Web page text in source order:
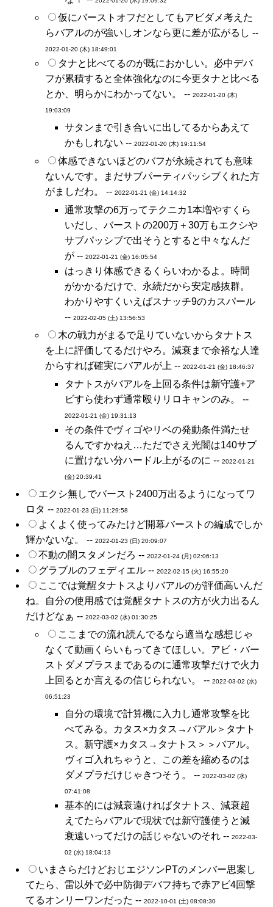
仮にバーストオフだとしてもアビダメ考えた
らバアルのが強いしオンなら更に差が広がるし --
2022-01-20 (木) 18:49:01
タナと比べてるのが既におかしい。必中デバ
フが累積すると全体強化なのに今更タナと比べる
とか、明らかにわかってない。 -- 2022-01-20 (木)
19:03:09
サタンまで引き合いに出してるからあえて
かもしれない -- 2022-01-20 (木) 19:11:54
体感できないほどのバフが永続されても意味
ないんです。まだサブパーティパッシブくれた方
がましだわ。 -- 2022-01-21 (金) 14:14:32
通常攻撃の6万ってテクニカ1本増やすくら
いだし、バーストの200万＋30万もエクシや
サブパッシブで出そうとすると中々なんだ
が -- 2022-01-21 (金) 16:05:54
はっきり体感できるくらいわかるよ。時間
がかかるだけで、永続だから安定感抜群。
わかりやすくいえばスナッチ9のカスパール
-- 2022-02-05 (土) 13:56:53
木の戦力がまるで足りていないからタナトス
を上に評価してるだけやろ。減衰まで余裕な人達
からすれば確実にバアルが上 -- 2022-01-21 (金) 18:46:37
タナトスがバアルを上回る条件は新守護+ア
ビすら使わず通常殴りリロキャンのみ。 --
2022-01-21 (金) 19:31:13
その条件でヴィゴやリベの発動条件満たせ
るんですかねえ…ただでさえ光闇は140サブ
に置けない分ハードル上がるのに -- 2022-01-21
(金) 20:39:41
エクシ無しでバースト2400万出るようになってワ
ロタ -- 2022-01-23 (日) 11:29:58
よくよく使ってみたけど開幕バーストの編成でしか
輝かないな。 -- 2022-01-23 (日) 20:09:07
不動の闇スタメンだろ -- 2022-01-24 (月) 02:06:13
グラブルのフェディエル -- 2022-02-15 (火) 16:55:20
ここでは覚醒タナトスよりバアルのが評価高いんだ
ね。自分の使用感では覚醒タナトスの方が火力出るん
だけどなぁ -- 2022-03-02 (水) 01:30:25
ここまでの流れ読んでるなら適当な感想じゃ
なくて動画くらいもってきてほしい。アビ・バー
ストダメプラスまであるのに通常攻撃だけで火力
上回るとか言えるの信じられない。 -- 2022-03-02 (水)
06:51:23
自分の環境で計算機に入力し通常攻撃を比
べてみる。カタス×カタス→バアル＞タナト
ス。新守護×カタス→タナトス＞＞バアル。
ヴィゴ入れちゃうと、この差を縮めるのは
ダメプラだけじゃきつそう。 -- 2022-03-02 (水)
07:41:08
基本的には減衰遠ければタナトス、減衰超
えてたらバアルで現状では新守護使うと減
衰遠いってだけの話じゃないのそれ -- 2022-03-
02 (水) 18:04:13
いまさらだけどおじエジソンPTのメンバー思案し
てたら、雷以外で必中防御デバフ持ちで赤アビ4回撃
てるオンリーワンだった -- 2022-10-01 (土) 08:08:30